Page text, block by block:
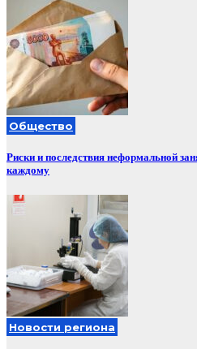
Общество
Риски и последствия неформальной
каждому
Новости региона